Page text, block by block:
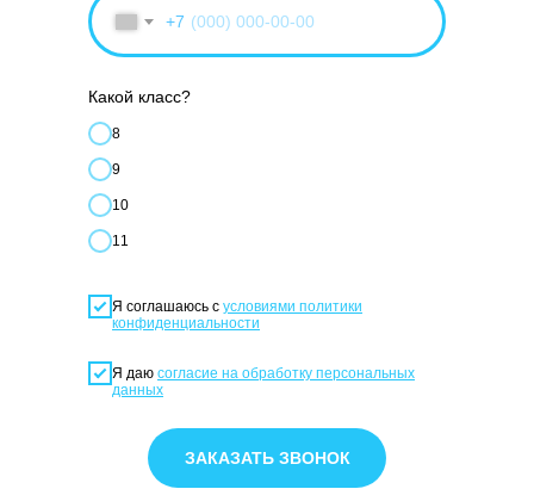
+7
Какой класс?
8
9
10
11
Я соглашаюсь с условиями политики
конфиденциальности
Я даю согласие на обработку персональных
данных
ЗАКАЗАТЬ ЗВОНОК